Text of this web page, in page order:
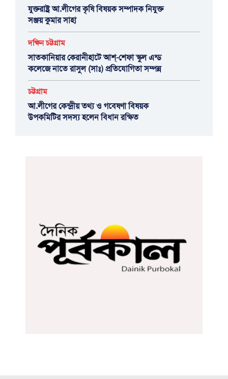
যুক্তরাষ্ট্র আ.লীগের কৃষি বিষয়ক সম্পাদক নিযুক্ত
সঞ্জয় কুমার সাহা
দক্ষিন চট্টগ্রাম
সাতকানিয়ার কেরানীহাটে আশ্-শেফা স্কুল এন্ড
কলেজে নাতে রাসুল (সাঃ) প্রতিযোগিতা সম্পন্ন
চট্টগ্রাম
আ.লীগের কেন্দ্রীয় তথ্য ও গবেষণা বিষয়ক
উপকমিটির সদস্য হলেন বিধান রক্ষিত